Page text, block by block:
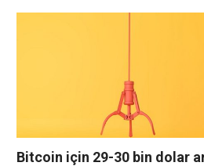
Bitcoin için 29-30 bin dolar